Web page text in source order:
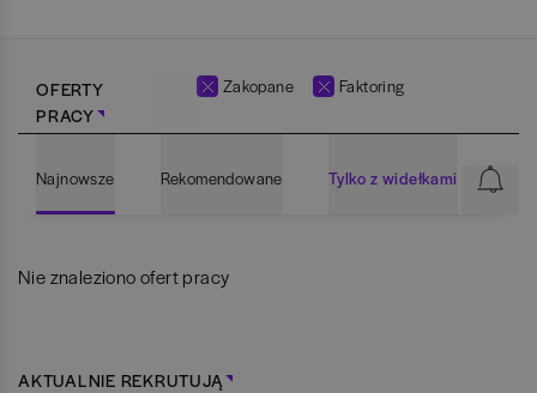
OFERTY
PRACY
Zakopane Faktoring
Najnowsze Rekomendowane Tylko z widełkami
Nie znaleziono ofert pracy
AKTUALNIE REKRUTUJĄ